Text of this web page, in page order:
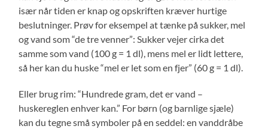
især når tiden er knap og opskriften kræver hurtige
beslutninger. Prøv for eksempel at tænke på sukker, mel
og vand som “de tre venner”: Sukker vejer cirka det
samme som vand (100 g = 1 dl), mens mel er lidt lettere,
så her kan du huske “mel er let som en fjer” (60 g = 1 dl).
Eller brug rim: “Hundrede gram, det er vand –
huskereglen enhver kan.” For børn (og barnlige sjæle)
kan du tegne små symboler på en seddel: en vanddråbe